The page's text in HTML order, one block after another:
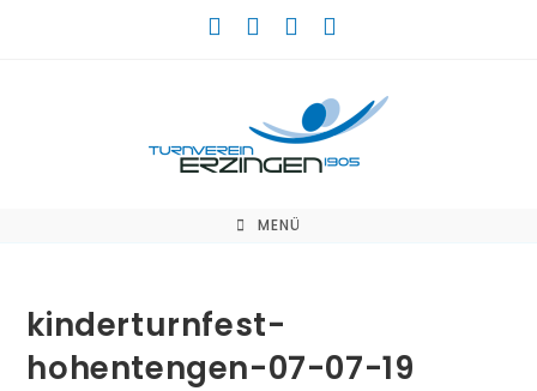
MENÜ
kinderturnfest-
hohentengen-07-07-19